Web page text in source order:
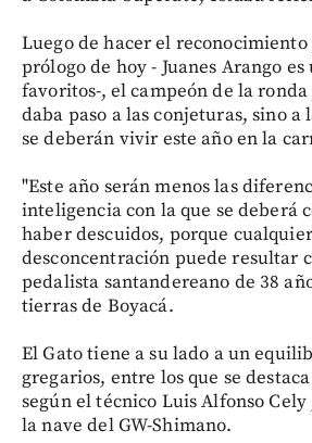
Luego de hacer el
prólogo de hoy - Juanes Arango es
favoritos-, el campeón de la
daba paso a las conjeturas, sino a
se deberán vivir este año en la
"Este año serán menos las
inteligencia con la que se deberá
haber descuidos, porque cualquier
desconcentración puede resultar
pedalista santandereano de 38
tierras de Boyacá.
El Gato tiene a su lado a un
gregarios, entre los que se
según el técnico Luis Alfonso
la nave del GW-Shimano.